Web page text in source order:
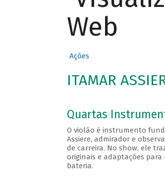
Web
Ações
ITAMAR
Quartas
O violão é instrumento
Assiere, admirador e
de carreira. No show, ele
originais e adaptações
bateria.